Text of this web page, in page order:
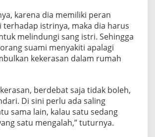
karena dia memiliki peran
terhadap istrinya, maka dia harus
melindungi sang istri. Sehingga
suami menyakiti apalagi
kekerasan dalam rumah
berdebat saja tidak boleh,
Di sini perlu ada saling
sama lain, kalau satu sedang
satu mengalah,” tuturnya.